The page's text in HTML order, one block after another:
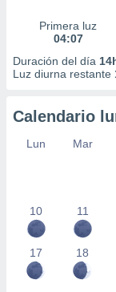
Primera luz
04:07
Duración del día
Luz diurna restante
Calendario
Lun Mar
10 11
17 18